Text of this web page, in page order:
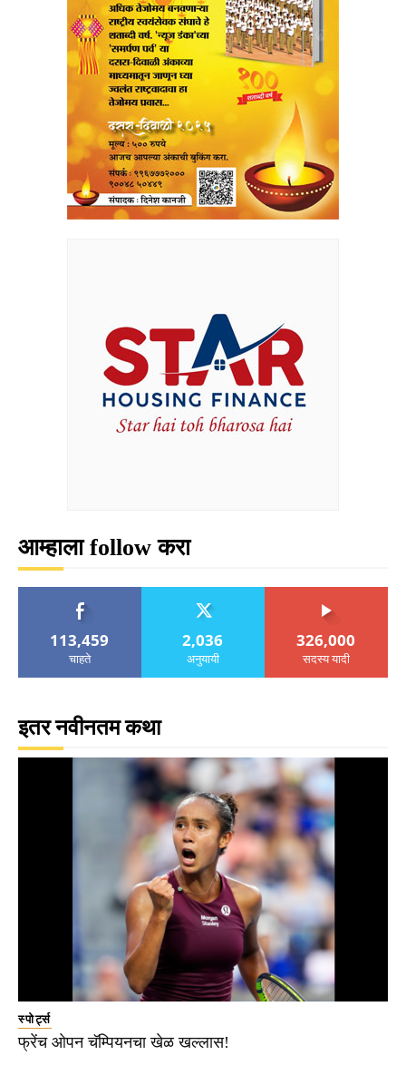
आम्हाला follow करा
113,459
चाहते
2,036
अनुयायी
326,000
सदस्य यादी
इतर नवीनतम कथा
स्पोर्ट्स
फ्रेंच ओपन चॅम्पियनचा खेळ खल्लास!